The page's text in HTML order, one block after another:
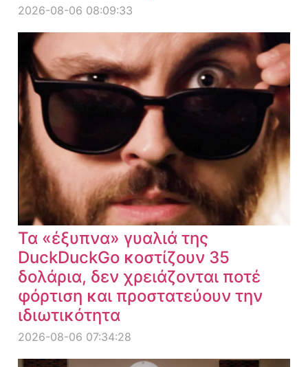
2026-08-06 08:09:33
Τα «έξυπνα» γυαλιά της
DuckDuckGo κοστίζουν 35
δολάρια, δεν χρειάζονται ποτέ
φόρτιση και προστατεύουν την
ιδιωτικότητα
2026-08-06 07:34:28